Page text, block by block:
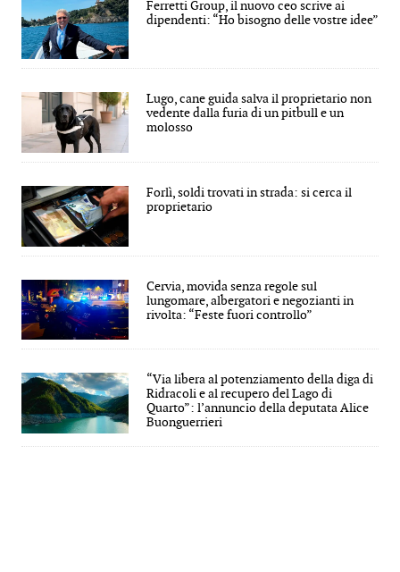
Ferretti Group, il nuovo ceo scrive ai
dipendenti: “Ho bisogno delle vostre idee”
Lugo, cane guida salva il proprietario non
vedente dalla furia di un pitbull e un
molosso
Forlì, soldi trovati in strada: si cerca il
proprietario
Cervia, movida senza regole sul
lungomare, albergatori e negozianti in
rivolta: “Feste fuori controllo”
“Via libera al potenziamento della diga di
Ridracoli e al recupero del Lago di
Quarto”: l’annuncio della deputata Alice
Buonguerrieri